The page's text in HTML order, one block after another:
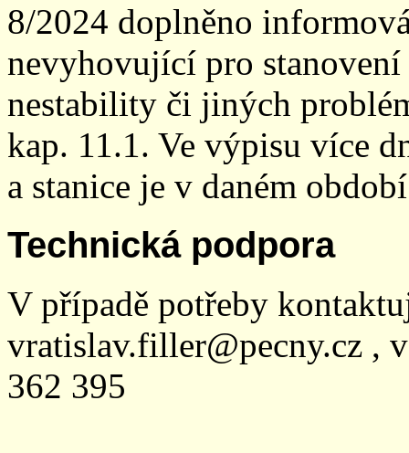
8/2024 doplněno
nevyhovující pro
nestability či jiných
kap. 11.1. Ve výpisu více
a stanice je v daném
Technická podpora
V případě potřeby
vratislav.filler@pecny.cz ,
362 395